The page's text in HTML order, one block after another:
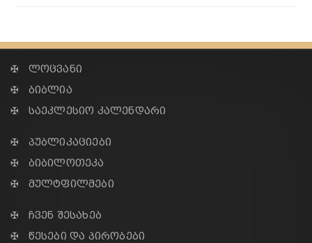
✠ ლოცვანი
✠ ბიბლია
✠ საეკლესიო კალენდარი
✠ პუბლიკაციები
✠ ბიბილოთეკა
✠ მულტფილმები
✠ ჩვენ შესახებ
✠ წესები და პირობები